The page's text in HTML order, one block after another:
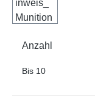
Anzahl
Bis 10